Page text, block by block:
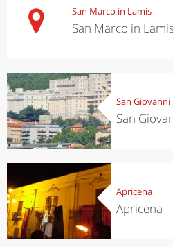
San Marco in Lamis
San Marco in Lamis
San
San
Apricena
Apricena